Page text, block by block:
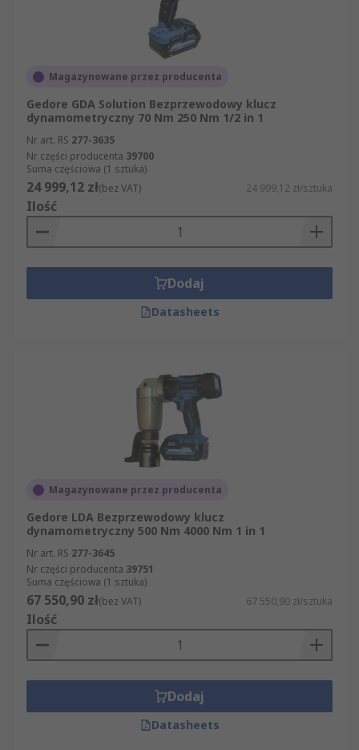
Magazynowane przez producenta
Gedore GDA Solution Bezprzewodowy klucz
dynamometryczny 70 Nm 250 Nm 1/2 in 1
Nr art. RS 277-3635
Nr części producenta 39700
Suma częściowa (1 sztuka)
24 999,12 zł(bez VAT) 24 999,12 zł/sztuka
Ilość
Dodaj
Datasheets
Magazynowane przez producenta
Gedore LDA Bezprzewodowy klucz
dynamometryczny 500 Nm 4000 Nm 1 in 1
Nr art. RS 277-3645
Nr części producenta 39751
Suma częściowa (1 sztuka)
67 550,90 zł(bez VAT) 67 550,90 zł/sztuka
Ilość
Dodaj
Datasheets